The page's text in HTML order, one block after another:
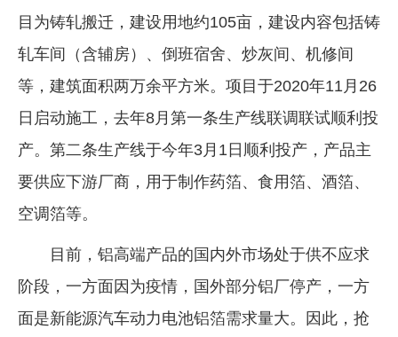
目为铸轧搬迁，建设用地约105亩，建设内容包括铸
轧车间（含辅房）、倒班宿舍、炒灰间、机修间
等，建筑面积两万余平方米。项目于2020年11月26
日启动施工，去年8月第一条生产线联调联试顺利投
产。第二条生产线于今年3月1日顺利投产，产品主
要供应下游厂商，用于制作药箔、食用箔、酒箔、
空调箔等。
目前，铝高端产品的国内外市场处于供不应求
阶段，一方面因为疫情，国外部分铝厂停产，一方
面是新能源汽车动力电池铝箔需求量大。因此，抢